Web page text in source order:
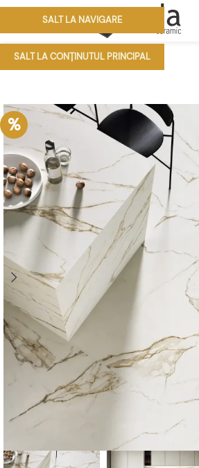
SALT LA NAVIGARE
SALT LA CONȚINUTUL PRINCIPAL